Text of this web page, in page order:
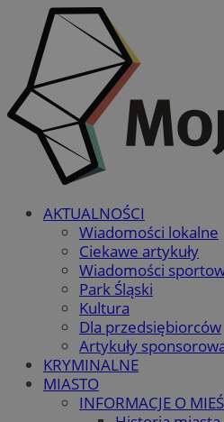
AKTUALNOŚCI
Wiadomości lokalne
Ciekawe artykuły
Wiadomości
Park Śląski
Kultura
Dla przedsiębiorców
Artykuły
KRYMINALNE
MIASTO
INFORMACJE O